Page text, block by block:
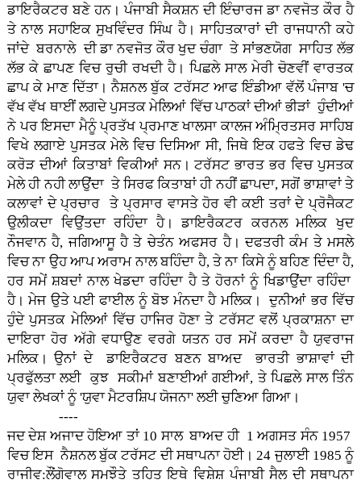
ਡਾਇਰੈਕਟਰ ਬਣੇ ਹਨ। ਪੰਜਾਬੀ ਸੈਕਸ਼ਨ ਦੀ ਇੰਚਾਰਜ ਡਾ ਨਵਜੋਤ ਕੌਰ ਹੈ
ਤੇ ਨਾਲ ਸਹਾਇਕ ਸੁਖਵਿੰਦਰ ਸਿੰਘ ਹੈ। ਸਾਹਿਤਕਾਰਾਂ ਦੀ ਰਾਜਧਾਨੀ ਕਹੇ
ਜਾਂਦੇ ਬਰਨਾਲੇ ਦੀ ਡਾ ਨਵਜੋਤ ਕੌਰ ਖੁਦ ਚੰਗਾ ਤੇ ਸਾਂਭਣਯੋਗ ਸਾਹਿਤ ਲੱਭ
ਲੱਭ ਕੇ ਛਾਪਣ ਵਿਚ ਰੁਚੀ ਰਖਦੀ ਹੈ। ਪਿਛਲੇ ਸਾਲ ਮੇਰੀ ਚੋਣਵੀਂ ਵਾਰਤਕ
ਛਾਪ ਕੇ ਮਾਣ ਦਿੱਤਾ। ਨੈਸ਼ਨਲ ਬੁੱਕ ਟਰੱਸਟ ਆਫ ਇੰਡੀਆ ਵੱਲੋਂ ਪੰਜਾਬ 'ਚ
ਵੱਖ ਵੱਖ ਥਾਈਂ ਲਗਦੇ ਪੁਸਤਕ ਮੇਲਿਆਂ ਵਿੱਚ ਪਾਠਕਾਂ ਦੀਆਂ ਭੀੜਾਂ ਹੁੰਦੀਆਂ
ਨੇ ਪਰ ਇਸਦਾ ਮੈਨੂੰ ਪ੍ਰਤੱਖ ਪ੍ਰਮਾਣ ਖਾਲਸਾ ਕਾਲਜ ਅੰਮ੍ਰਿਤਸਰ ਸਾਹਿਬ
ਵਿਖੇ ਲਗਾਏ ਪੁਸਤਕ ਮੇਲੇ ਵਿਚ ਦਿਸਿਆ ਸੀ, ਜਿਥੇ ਇਕ ਹਫਤੇ ਵਿਚ ਡੇਢ
ਕਰੋੜ ਦੀਆਂ ਕਿਤਾਬਾਂ ਵਿਕੀਆਂ ਸਨ। ਟਰੱਸਟ ਭਾਰਤ ਭਰ ਵਿਚ ਪੁਸਤਕ
ਮੇਲੇ ਹੀ ਨਹੀ ਲਾਉਂਦਾ ਤੇ ਸਿਰਫ ਕਿਤਾਬਾਂ ਹੀ ਨਹੀਂ ਛਾਪਦਾ, ਸਗੋਂ ਭਾਸ਼ਾਵਾਂ ਤੇ
ਕਲਾਵਾਂ ਦੇ ਪ੍ਰਚਾਰ ਤੇ ਪ੍ਰਸਾਰ ਵਾਸਤੇ ਹੋਰ ਵੀ ਕਈ ਤਰਾਂ ਦੇ ਪ੍ਰੋਜੈਕਟ
ਉਲੀਕਦਾ ਵਿਉਂਤਦਾ ਰਹਿੰਦਾ ਹੈ। ਡਾਇਰੈਕਟਰ ਕਰਨਲ ਮਲਿਕ ਖੁਦ
ਨੌਜਵਾਨ ਹੈ, ਜਗਿਆਸੂ ਹੈ ਤੇ ਚੇਤੰਨ ਅਫਸਰ ਹੈ। ਦਫਤਰੀ ਕੰਮ ਤੇ ਮਸਲੇ
ਵਿਚ ਨਾ ਉਹ ਆਪ ਅਰਾਮ ਨਾਲ ਬਹਿੰਦਾ ਹੈ, ਤੇ ਨਾ ਕਿਸੇ ਨੂੰ ਬਹਿਣ ਦਿੰਦਾ ਹੈ,
ਹਰ ਸਮੇਂ ਸ਼ਬਦਾਂ ਨਾਲ ਖੇਡਦਾ ਰਹਿੰਦਾ ਹੈ ਤੇ ਹੋਰਨਾਂ ਨੂੰ ਖਿਡਾਉਂਦਾ ਰਹਿੰਦਾ
ਹੈ। ਮੇਜ ਉਤੇ ਪਈ ਫਾਈਲ ਨੂੰ ਬੋਝ ਮੰਨਦਾ ਹੈ ਮਲਿਕ। ਦੁਨੀਆਂ ਭਰ ਵਿੱਚ
ਹੁੰਦੇ ਪੁਸਤਕ ਮੇਲਿਆਂ ਵਿੱਚ ਹਾਜਿਰ ਹੋਣਾ ਤੇ ਟਰੱਸਟ ਵਲੋਂ ਪ੍ਰਕਾਸ਼ਨਾ ਦਾ
ਦਾਇਰਾ ਹੋਰ ਅੱਗੇ ਵਧਾਉਣ ਵਰਗੇ ਯਤਨ ਹਰ ਸਮੇਂ ਕਰਦਾ ਹੈ ਯੁਵਰਾਜ
ਮਲਿਕ। ਉਨਾਂ ਦੇ ਡਾਇਰੈਕਟਰ ਬਣਨ ਬਾਅਦ ਭਾਰਤੀ ਭਾਸ਼ਾਵਾਂ ਦੀ
ਪ੍ਰਫੁੱਲਤਾ ਲਈ ਕੁਝ ਸਕੀਮਾਂ ਬਣਾਈਆਂ ਗਈਆਂ, ਤੇ ਪਿਛਲੇ ਸਾਲ ਤਿੰਨ
ਯੁਵਾ ਲੇਖਕਾਂ ਨੂੰ 'ਯੁਵਾ ਮੈਟਰਸ਼ਿਪ ਯੋਜਨਾ' ਲਈ ਚੁਣਿਆ ਗਿਆ।
----
ਜਦ ਦੇਸ਼ ਅਜਾਦ ਹੋਇਆ ਤਾਂ 10 ਸਾਲ ਬਾਅਦ ਹੀ 1 ਅਗਸਤ ਸੰਨ 1957
ਵਿਚ ਇਸ ਨੈਸ਼ਨਲ ਬੁੱਕ ਟਰੱਸਟ ਦੀ ਸਥਾਪਨਾ ਹੋਈ। 24 ਜੁਲਾਈ 1985 ਨੂੰ
ਰਾਜੀਵ:ਲੌਂਗੋਵਾਲ ਸਮਝੌਤੇ ਤਹਿਤ ਇਥੇ ਵਿਸ਼ੇਸ਼ ਪੰਜਾਬੀ ਸੈਲ ਦੀ ਸਥਾਪਨਾ